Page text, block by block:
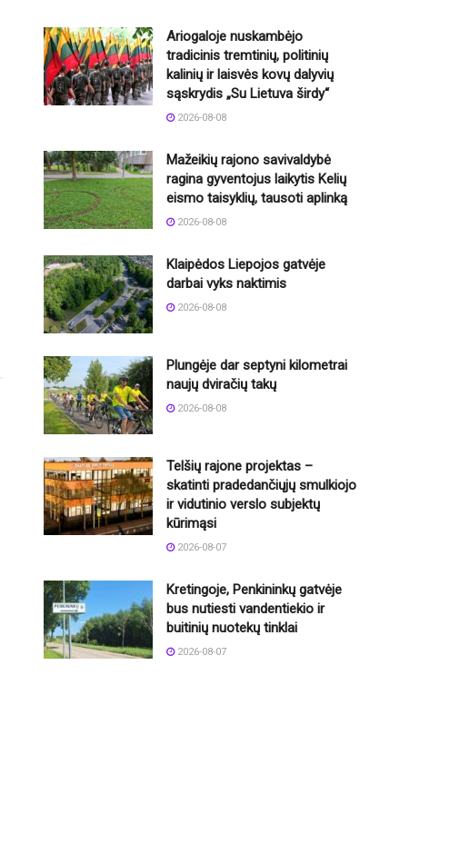
Ariogaloje nuskambėjo
tradicinis tremtinių, politinių
kalinių ir laisvės kovų dalyvių
sąskrydis „Su Lietuva širdy“
2026-08-08
Mažeikių rajono savivaldybė
ragina gyventojus laikytis Kelių
eismo taisyklių, tausoti aplinką
2026-08-08
Klaipėdos Liepojos gatvėje
darbai vyks naktimis
2026-08-08
Plungėje dar septyni kilometrai
naujų dviračių takų
2026-08-08
Telšių rajone projektas –
skatinti pradedančiųjų smulkiojo
ir vidutinio verslo subjektų
kūrimąsi
2026-08-07
Kretingoje, Penkininkų gatvėje
bus nutiesti vandentiekio ir
buitinių nuotekų tinklai
2026-08-07